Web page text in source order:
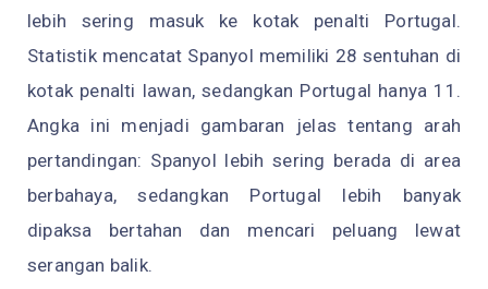
lebih sering masuk ke kotak penalti Portugal.
Statistik mencatat Spanyol memiliki 28 sentuhan di
kotak penalti lawan, sedangkan Portugal hanya 11.
Angka ini menjadi gambaran jelas tentang arah
pertandingan: Spanyol lebih sering berada di area
berbahaya, sedangkan Portugal lebih banyak
dipaksa bertahan dan mencari peluang lewat
serangan balik.